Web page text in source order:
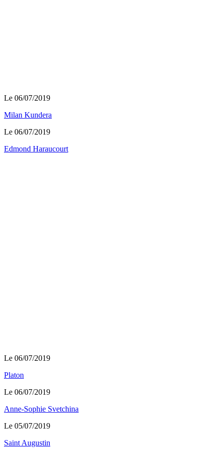
Le 06/07/2019
Milan Kundera
Le 06/07/2019
Edmond Haraucourt
Le 06/07/2019
Platon
Le 06/07/2019
Anne-Sophie Svetchina
Le 05/07/2019
Saint Augustin